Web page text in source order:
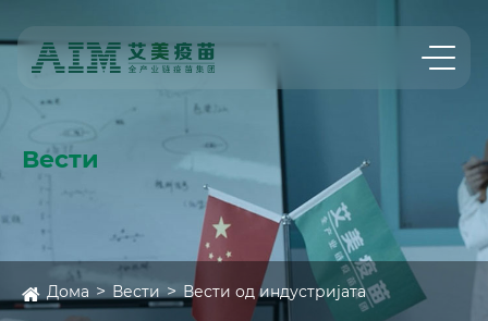
Вести
Дома Вести Вести од индустријата